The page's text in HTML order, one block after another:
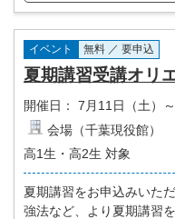
イベント 無料 ／ 要申込
夏期講習受講オリ
開催日：
7月11日（土）
会場（千葉現役館）
高1生・高2生 対象
夏期講習をお申込みいた
強法など、より夏期講習